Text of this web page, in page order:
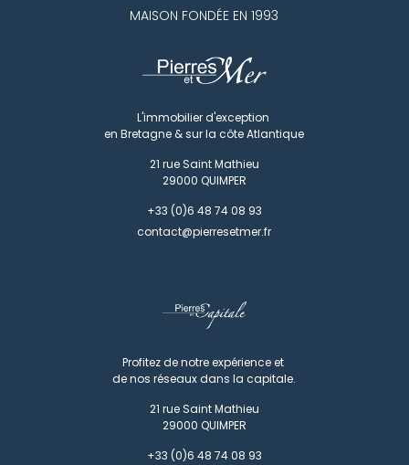
MAISON FONDÉE EN 1993
L'immobilier d'exception
en Bretagne & sur la côte Atlantique
21 rue Saint Mathieu
29000 QUIMPER
+33 (0)6 48 74 08 93
contact@pierresetmer.fr
Profitez de notre expérience et
de nos réseaux dans la capitale.
21 rue Saint Mathieu
29000 QUIMPER
+33 (0)6 48 74 08 93